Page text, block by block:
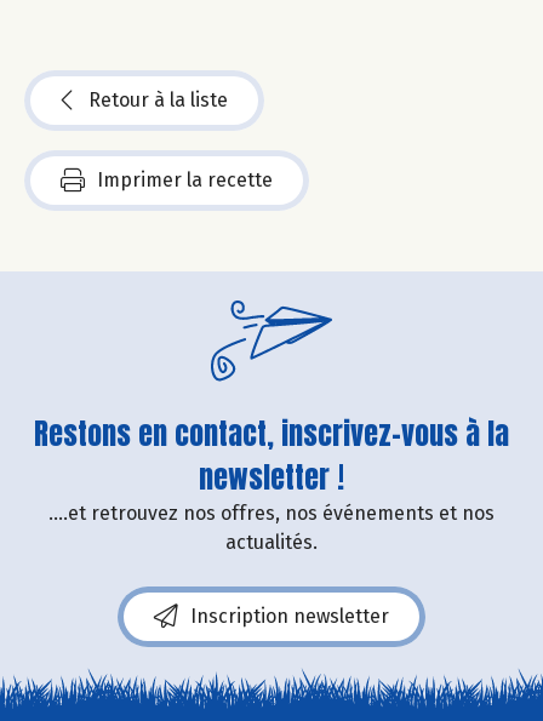
Retour à la liste
Imprimer la recette
Restons en contact, inscrivez-vous à la
newsletter !
....et retrouvez nos offres, nos événements et nos
actualités.
Inscription newsletter